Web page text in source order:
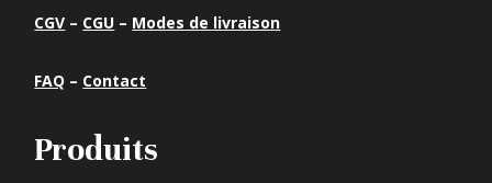
CGV – CGU – Modes de livraison
FAQ – Contact
Produits